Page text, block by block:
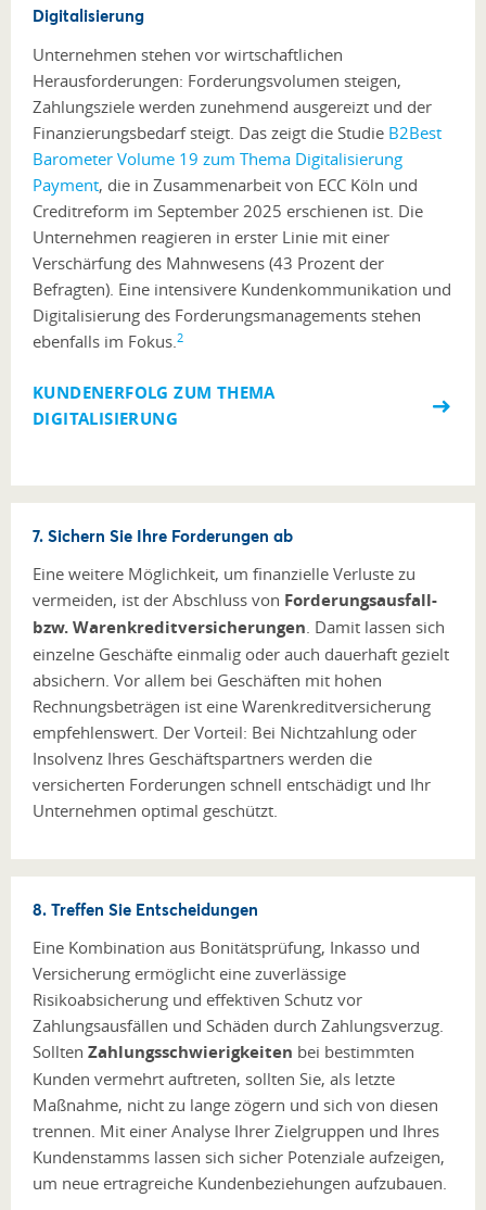
Digitalisierung
Unternehmen stehen vor wirtschaftlichen
Herausforderungen: Forderungsvolumen steigen,
Zahlungsziele werden zunehmend ausgereizt und der
Finanzierungsbedarf steigt. Das zeigt die Studie B2Best
Barometer Volume 19 zum Thema Digitalisierung
Payment, die in Zusammenarbeit von ECC Köln und
Creditreform im September 2025 erschienen ist. Die
Unternehmen reagieren in erster Linie mit einer
Verschärfung des Mahnwesens (43 Prozent der
Befragten). Eine intensivere Kundenkommunikation und
Digitalisierung des Forderungsmanagements stehen
ebenfalls im Fokus.2
KUNDENERFOLG ZUM THEMA
DIGITALISIERUNG
7. Sichern Sie Ihre Forderungen ab
Eine weitere Möglichkeit, um finanzielle Verluste zu
vermeiden, ist der Abschluss von Forderungsausfall-
bzw. Warenkreditversicherungen. Damit lassen sich
einzelne Geschäfte einmalig oder auch dauerhaft gezielt
absichern. Vor allem bei Geschäften mit hohen
Rechnungsbeträgen ist eine Warenkreditversicherung
empfehlenswert. Der Vorteil: Bei Nichtzahlung oder
Insolvenz Ihres Geschäftspartners werden die
versicherten Forderungen schnell entschädigt und Ihr
Unternehmen optimal geschützt.
8. Treffen Sie Entscheidungen
Eine Kombination aus Bonitätsprüfung, Inkasso und
Versicherung ermöglicht eine zuverlässige
Risikoabsicherung und effektiven Schutz vor
Zahlungsausfällen und Schäden durch Zahlungsverzug.
Sollten Zahlungsschwierigkeiten bei bestimmten
Kunden vermehrt auftreten, sollten Sie, als letzte
Maßnahme, nicht zu lange zögern und sich von diesen
trennen. Mit einer Analyse Ihrer Zielgruppen und Ihres
Kundenstamms lassen sich sicher Potenziale aufzeigen,
um neue ertragreiche Kundenbeziehungen aufzubauen.